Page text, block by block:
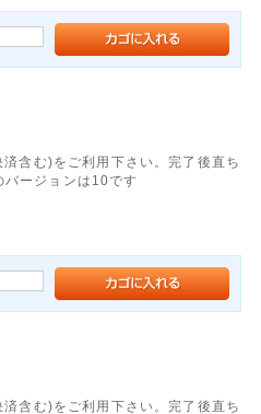
含む)をご利用下さい。完了後直ち
ージョンは10です
含む)をご利用下さい。完了後直ち